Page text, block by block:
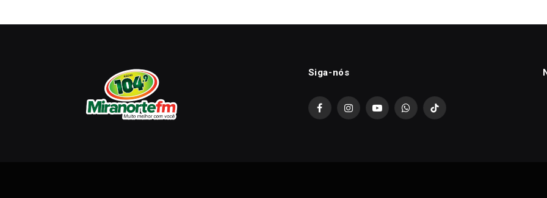
Siga-nós
FacebookInstagramYouTubeWhatsAppTikTok